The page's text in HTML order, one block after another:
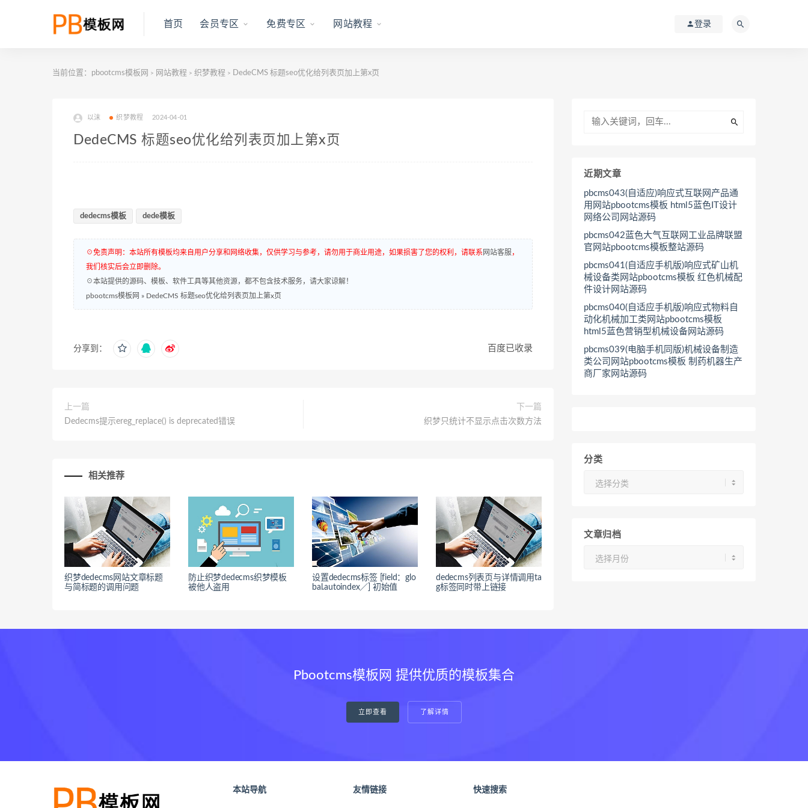
首页 会员专区 免费专区 网站教程 登录
当前位置： pbootcms模板网 > 网站教程 > 织梦教程 > DedeCMS 标题seo优化给列表页加上第x页
以沫 织梦教程 2024-04-01
DedeCMS 标题seo优化给列表页加上第x页
dedecms模板 dede模板
☉免责声明：本站所有模板均来自用户分享和网络收集，仅供学习与参考，请勿用于商业用途，如果损害了您的权利，请联系 网站客服，
我们核实后会立即删除。
☉本站提供的源码、模板、软件工具等其他资源，都不包含技术服务，请大家谅解！
pbootcms模板网 » DedeCMS 标题seo优化给列表页加上第x页
分享到： 百度已收录
上一篇
Dedecms提示ereg_replace() is deprecated错误
下一篇
织梦只统计不显示点击次数方法
相关推荐
织梦dedecms网站文章标题
与简标题的调用问题
防止织梦dedecms织梦模板
被他人盗用
设置dedecms标签 [field：glo
bal.autoindex／] 初始值
dedecms列表页与详情调用ta
g标签同时带上链接
近期文章
pbcms043(自适应)响应式互联网产品通
用网站pbootcms模板 html5蓝色IT设计
网络公司网站源码
pbcms042蓝色大气互联网工业品牌联盟
官网站pbootcms模板整站源码
pbcms041(自适应手机版)响应式矿山机
械设备类网站pbootcms模板 红色机械配
件设计网站源码
pbcms040(自适应手机版)响应式物料自
动化机械加工类网站pbootcms模板
html5蓝色营销型机械设备网站源码
pbcms039(电脑手机同版)机械设备制造
类公司网站pbootcms模板 制药机器生产
商厂家网站源码
分类
文章归档
Pbootcms模板网 提供优质的模板集合
立即查看 了解详情
本站导航 友情链接 快速搜索